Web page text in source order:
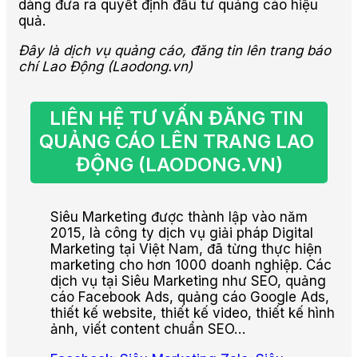
dàng đưa ra quyết định đầu tư quảng cáo hiệu
quả.
Đây là dịch vụ quảng cáo, đăng tin lên trang báo
chí Lao Động (Laodong.vn)
LIÊN HỆ TƯ VẤN ĐĂNG TIN
QUẢNG CÁO LÊN TRANG LAO
ĐỘNG (LAODONG.VN)
Siêu Marketing được thành lập vào năm
2015, là công ty dịch vụ giải pháp Digital
Marketing tại Việt Nam, đã từng thực hiện
marketing cho hơn 1000 doanh nghiệp. Các
dịch vụ tại Siêu Marketing như SEO, quảng
cáo Facebook Ads, quảng cáo Google Ads,
thiết kế website, thiết kế video, thiết kế hình
ảnh, viết content chuẩn SEO…